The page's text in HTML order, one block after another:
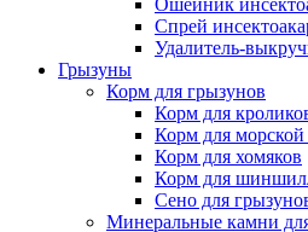
Ошейник
Спрей
Удалитель-
Грызуны
Корм для грызунов
Корм для
Корм для
Корм для хомяков
Корм для
Сено для
Минеральные камни